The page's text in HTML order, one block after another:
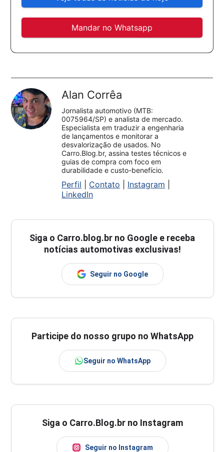
Mandar no Whatsapp
Alan Corrêa
Jornalista automotivo (MTB:
0075964/SP) e analista de mercado.
Especialista em traduzir a engenharia
de lançamentos e monitorar a
desvalorização de usados. No
Carro.Blog.br, assina testes técnicos e
guias de compra com foco em
durabilidade e custo-benefício.
Perfil Contato Instagram
LinkedIn
Siga o Carro.blog.br no Google e receba
notícias automotivas exclusivas!
Seguir no Google
Participe do nosso grupo no WhatsApp
Seguir no WhatsApp
Siga o Carro.Blog.br no Instagram
Seguir no Instagram